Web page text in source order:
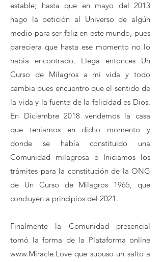
estable; hasta que en mayo del 2013
hago la petición al Universo de algún
medio para ser feliz en este mundo, pues
pareciera que hasta ese momento no lo
había encontrado. Llega entonces Un
Curso de Milagros a mi vida y todo
cambia pues encuentro que el sentido de
la vida y la fuente de la felicidad es Dios.
En Diciembre 2018 vendemos la casa
que teníamos en dicho momento y
donde se había constituido una
Comunidad milagrosa e Iniciamos los
trámites para la constitución de la ONG
de Un Curso de Milagros 1965, que
concluyen a principios del 2021.
Finalmente la Comunidad presencial
tomó la forma de la Plataforma online
www.Miracle.Love que supuso un salto a